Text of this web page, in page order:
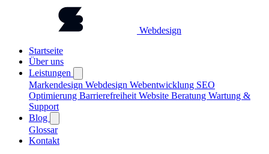
Webdesign
Startseite
Über uns
Leistungen
Markendesign Webdesign Webentwicklung SEO
Optimierung Barrierefreiheit Website Beratung Wartung &
Support
Blog
Glossar
Kontakt